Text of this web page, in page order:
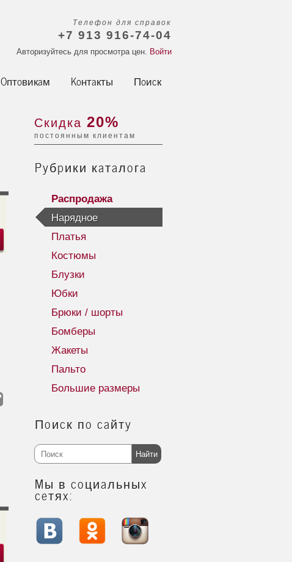
Оптовикам Контакты Поиск
Телефон для справок
+7 913 916-74-04
Авторизуйтесь для просмотра цен. Войти
Скидка 20%
постоянным клиентам
Рубрики каталога
Распродажа
Нарядное
Платья
Костюмы
Блузки
Юбки
Брюки / шорты
Бомберы
Жакеты
Пальто
Большие размеры
Поиск по сайту
Найти
Мы в социальных
сетях: